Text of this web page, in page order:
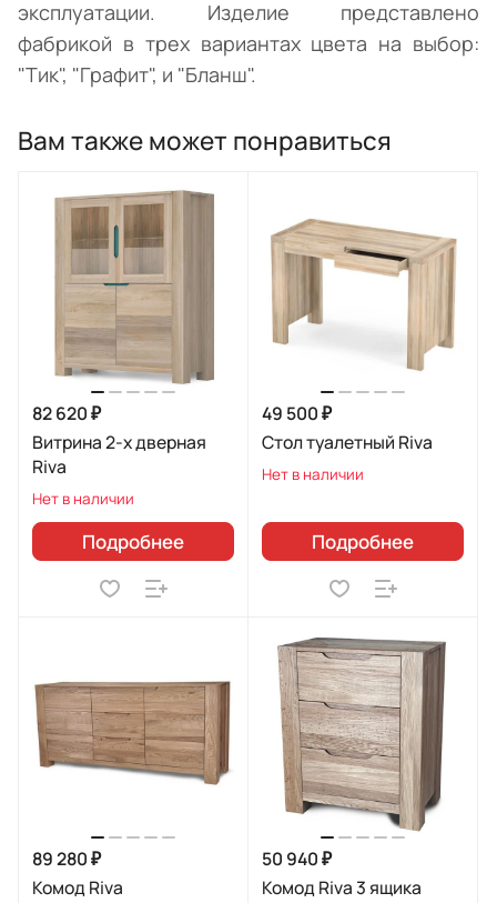
эксплуатации. Изделие представлено
фабрикой в трех вариантах цвета на выбор:
"Тик", "Графит", и "Бланш".
Вам также может понравиться
82 620 ₽
Витрина 2-х дверная
Riva
Нет в наличии
Подробнее
49 500 ₽
Стол туалетный Riva
Нет в наличии
Подробнее
89 280 ₽
Комод Riva
50 940 ₽
Комод Riva 3 ящика